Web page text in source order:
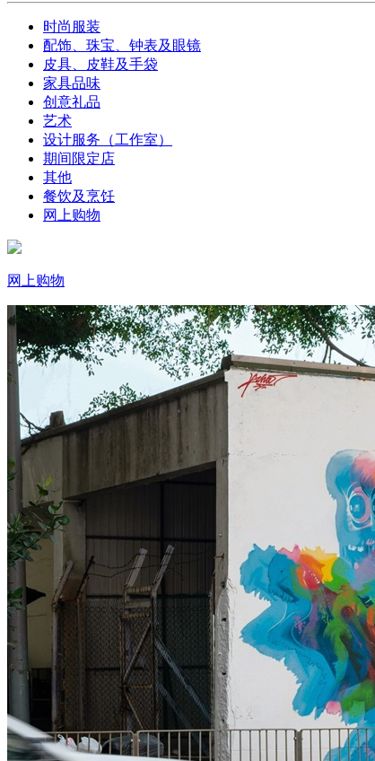
时尚服装
配饰、珠宝、钟表及眼镜
皮具、皮鞋及手袋
家具品味
创意礼品
艺术
设计服务（工作室）
期间限定店
其他
餐饮及烹饪
网上购物
网上购物